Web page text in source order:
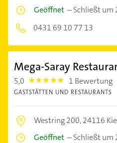
Geöffnet –Schließt um
0431 69 10 77 13
Mega-Saray
5,0 5.0 1 Bewertung
GASTSTÄTTEN UND RESTAURANTS
Westring 200,24116
Geöffnet –Schließt um